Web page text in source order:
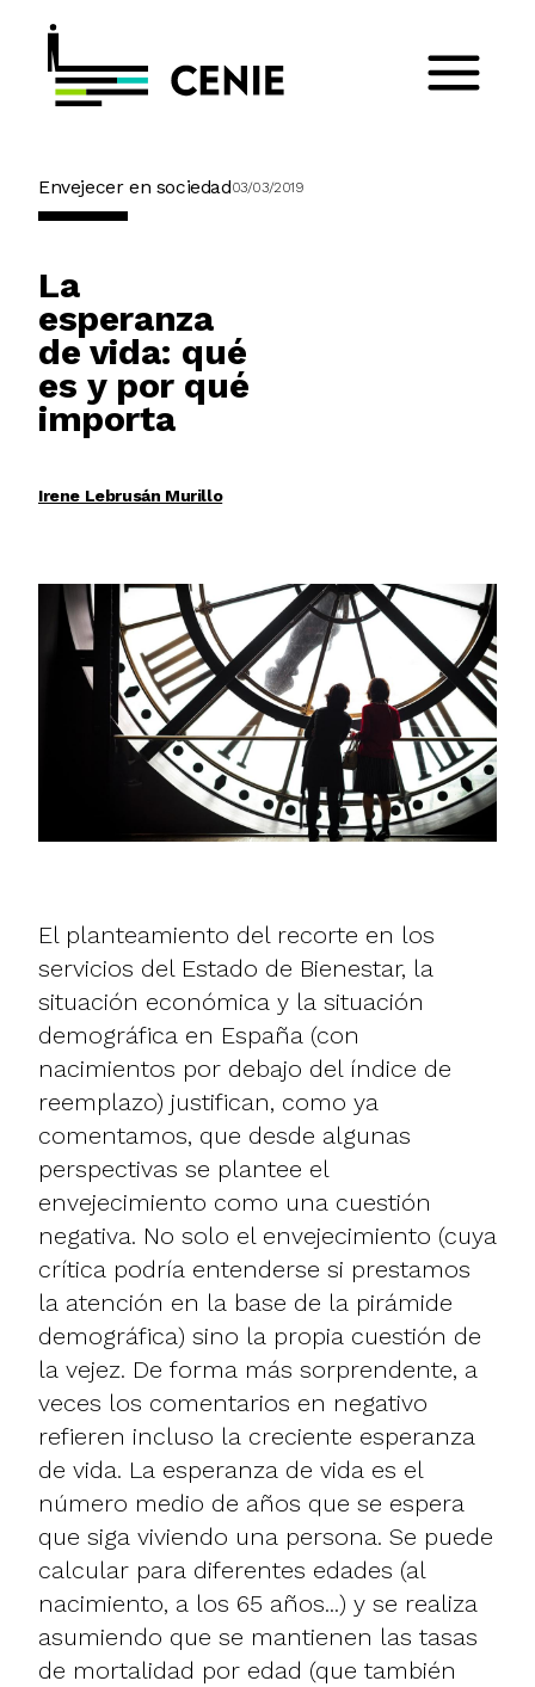
Envejecer en sociedad03/03/2019
La
esperanza
de vida: qué
es y por qué
importa
Irene Lebrusán Murillo
El planteamiento del recorte en los
servicios del Estado de Bienestar, la
situación económica y la situación
demográfica en España (con
nacimientos por debajo del índice de
reemplazo) justifican, como ya
comentamos, que desde algunas
perspectivas se plantee el
envejecimiento como una cuestión
negativa. No solo el envejecimiento (cuya
crítica podría entenderse si prestamos
la atención en la base de la pirámide
demográfica) sino la propia cuestión de
la vejez. De forma más sorprendente, a
veces los comentarios en negativo
refieren incluso la creciente esperanza
de vida. La esperanza de vida es el
número medio de años que se espera
que siga viviendo una persona. Se puede
calcular para diferentes edades (al
nacimiento, a los 65 años...) y se realiza
asumiendo que se mantienen las tasas
de mortalidad por edad (que también